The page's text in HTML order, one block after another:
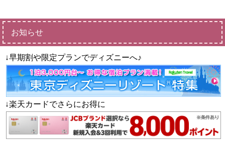
お知らせ
↓早期割や限定プランでディズニーへ♪
↓楽天カードでさらにお得に